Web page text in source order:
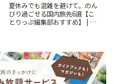
夏休みでも混雑を避けて。のん
びり過ごせる国内旅先6選【こ
とりっぷ編集部おすすめ】 | こ